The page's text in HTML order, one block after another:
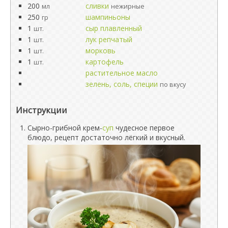
200 мл сливки нежирные
250 гр
шампиньоны
1 шт.
сыр плавленный
1 шт.
лук репчатый
1 шт.
морковь
1 шт.
картофель
растительное масло
зелень, соль, специи по вкусу
Инструкции
Сырно-грибной крем-суп чудесное первое
блюдо, рецепт достаточно лёгкий и вкусный.